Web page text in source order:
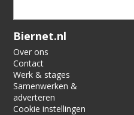
Verification code:
Biernet.nl
Over ons
Contact
Werk & stages
Samenwerken &
adverteren
Cookie instellingen